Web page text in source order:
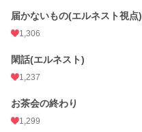
届かないもの(エルネスト視点)
1,306
閑話(エルネスト)
1,237
お茶会の終わり
1,299